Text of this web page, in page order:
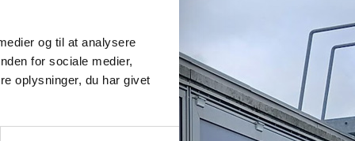
og til at analysere
for sociale medier,
oplysninger, du har givet